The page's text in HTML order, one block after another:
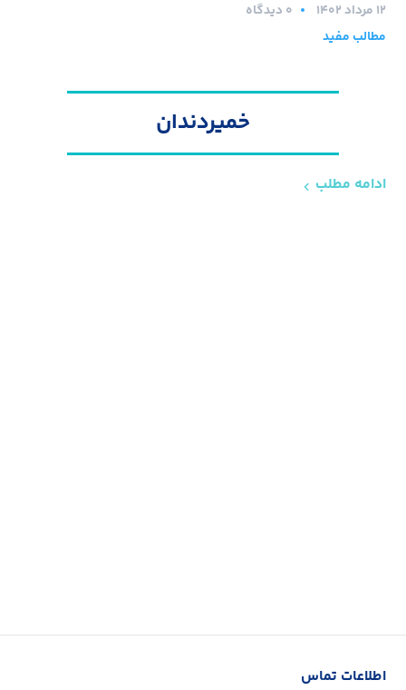
۱۲ مرداد ۱۴۰۲
0 دیدگاه
مطالب مفید
خمیردندان
ادامه مطلب
اطلاعات تماس